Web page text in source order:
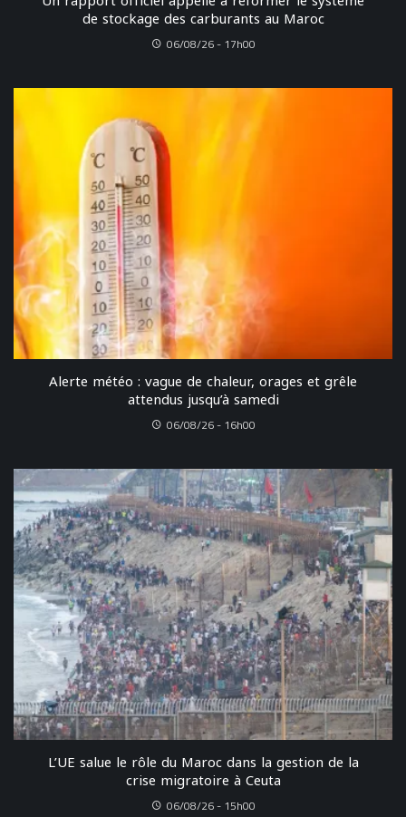
de stockage des carburants au Maroc
06/08/26 - 17h00
Alerte météo : vague de chaleur, orages et grêle
attendus jusqu’à samedi
06/08/26 - 16h00
L’UE salue le rôle du Maroc dans la gestion de la
crise migratoire à Ceuta
06/08/26 - 15h00